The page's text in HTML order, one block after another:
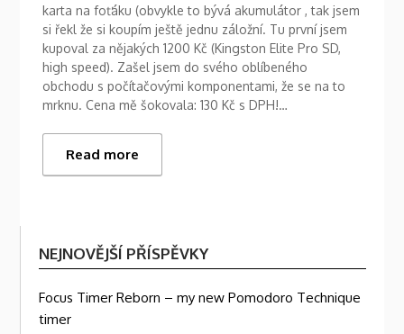
karta na foťáku (obvykle to bývá akumulátor , tak jsem
si řekl že si koupím ještě jednu záložní. Tu první jsem
kupoval za nějakých 1200 Kč (Kingston Elite Pro SD,
high speed). Zašel jsem do svého oblíbeného
obchodu s počítačovými komponentami, že se na to
mrknu. Cena mě šokovala: 130 Kč s DPH!…
Read more
NEJNOVĚJŠÍ PŘÍSPĚVKY
Focus Timer Reborn – my new Pomodoro Technique
timer